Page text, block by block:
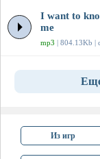
I want to
me
mp3 | 804.13Kb |
Из игр